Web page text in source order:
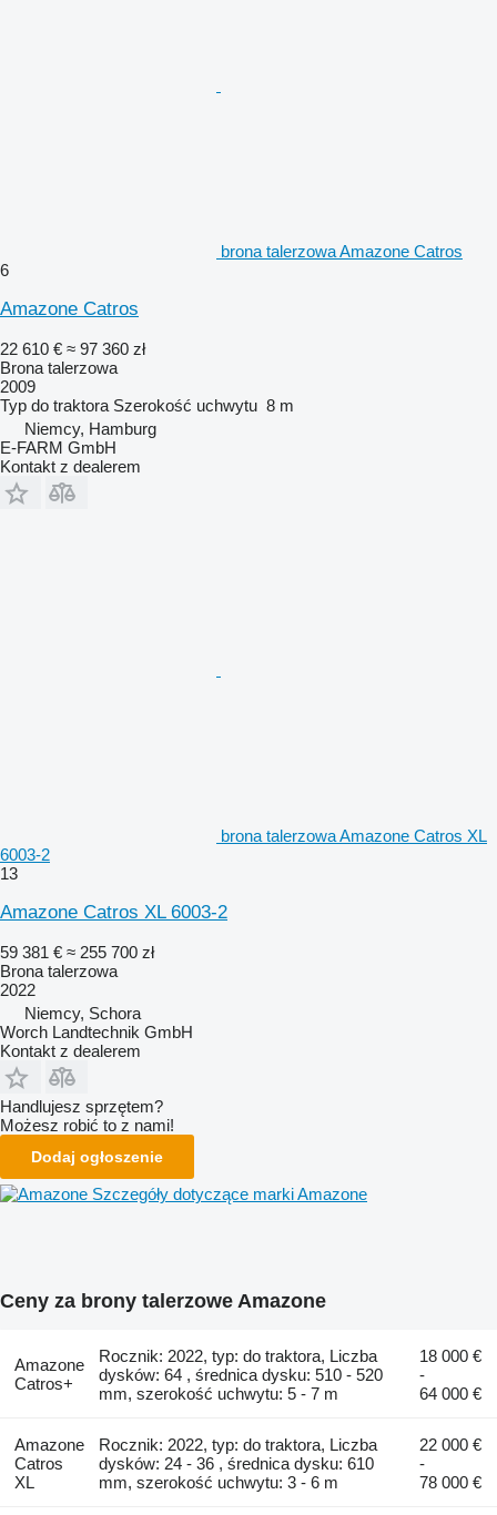
brona talerzowa Amazone Catros
6
Amazone Catros
22 610 € ≈ 97 360 zł
Brona talerzowa
2009
Typ do traktora Szerokość uchwytu 8 m
Niemcy, Hamburg
E-FARM GmbH
Kontakt z dealerem
brona talerzowa Amazone Catros XL
6003-2
13
Amazone Catros XL 6003-2
59 381 € ≈ 255 700 zł
Brona talerzowa
2022
Niemcy, Schora
Worch Landtechnik GmbH
Kontakt z dealerem
Handlujesz sprzętem?
Możesz robić to z nami!
Dodaj ogłoszenie
Szczegóły dotyczące marki Amazone
Ceny za brony talerzowe Amazone
Amazone
Catros+
Rocznik: 2022, typ: do traktora, Liczba
dysków: 64 , średnica dysku: 510 - 520
mm, szerokość uchwytu: 5 - 7 m
18 000 €
-
64 000 €
Amazone
Catros
XL
Rocznik: 2022, typ: do traktora, Liczba
dysków: 24 - 36 , średnica dysku: 610
mm, szerokość uchwytu: 3 - 6 m
22 000 €
-
78 000 €